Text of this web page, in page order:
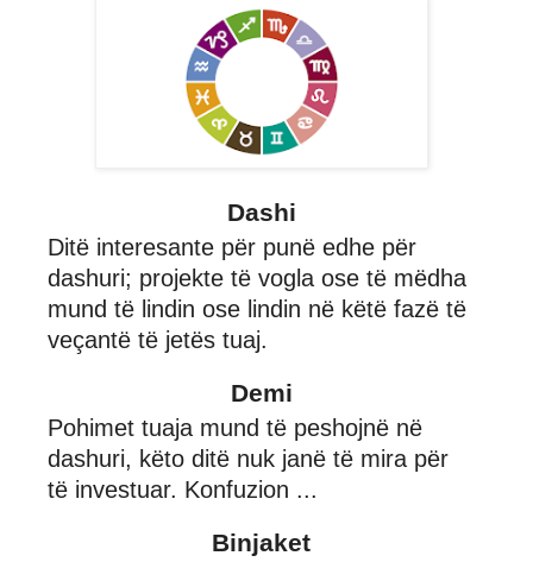
Dashi
Ditë interesante për punë edhe për
dashuri; projekte të vogla ose të mëdha
mund të lindin ose lindin në këtë fazë të
veçantë të jetës tuaj.
Demi
Pohimet tuaja mund të peshojnë në
dashuri, këto ditë nuk janë të mira për
të investuar. Konfuzion ...
Binjaket